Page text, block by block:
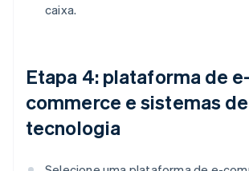
caixa.
Etapa 4: plataforma de e-
commerce e sistemas de
tecnologia